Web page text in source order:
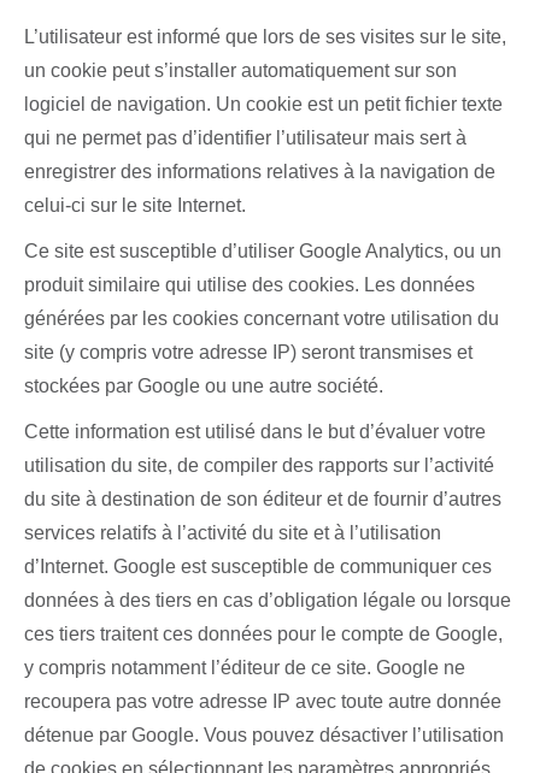
L’utilisateur est informé que lors de ses visites sur le site,
un cookie peut s’installer automatiquement sur son
logiciel de navigation. Un cookie est un petit fichier texte
qui ne permet pas d’identifier l’utilisateur mais sert à
enregistrer des informations relatives à la navigation de
celui-ci sur le site Internet.
Ce site est susceptible d’utiliser Google Analytics, ou un
produit similaire qui utilise des cookies. Les données
générées par les cookies concernant votre utilisation du
site (y compris votre adresse IP) seront transmises et
stockées par Google ou une autre société.
Cette information est utilisé dans le but d’évaluer votre
utilisation du site, de compiler des rapports sur l’activité
du site à destination de son éditeur et de fournir d’autres
services relatifs à l’activité du site et à l’utilisation
d’Internet. Google est susceptible de communiquer ces
données à des tiers en cas d’obligation légale ou lorsque
ces tiers traitent ces données pour le compte de Google,
y compris notamment l’éditeur de ce site. Google ne
recoupera pas votre adresse IP avec toute autre donnée
détenue par Google. Vous pouvez désactiver l’utilisation